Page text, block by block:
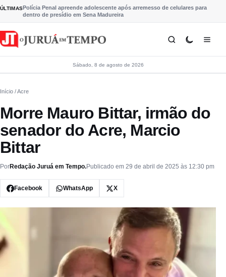
Pular para o conteúdo
ÚLTIMASPolícia Penal apreende adolescente após arremesso de celulares para
dentro de presídio em Sena Madureira
Sábado, 8 de agosto de 2026
Início / Acre
Morre Mauro Bittar, irmão do
senador do Acre, Marcio
Bittar
PorRedação Juruá em Tempo.Publicado em 29 de abril de 2025 às 12:30 pm
Facebook WhatsApp X